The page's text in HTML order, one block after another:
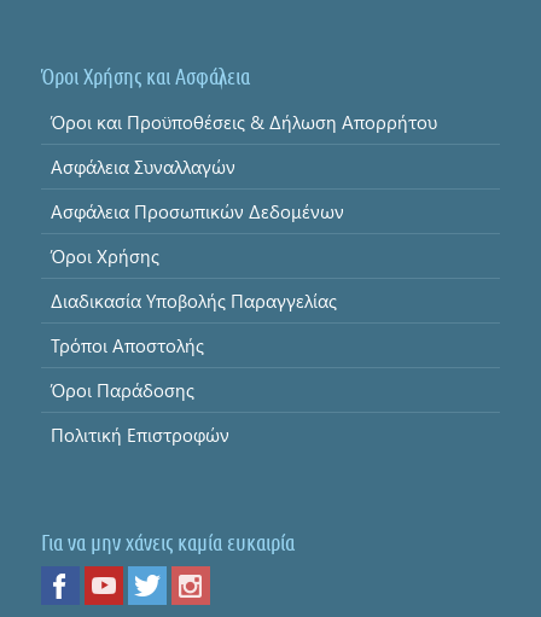
Όροι Χρήσης και Ασφάλεια
Όροι και Προϋποθέσεις & Δήλωση Απορρήτου
Ασφάλεια Συναλλαγών
Ασφάλεια Προσωπικών Δεδομένων
Όροι Χρήσης
Διαδικασία Υποβολής Παραγγελίας
Τρόποι Αποστολής
Όροι Παράδοσης
Πολιτική Επιστροφών
Για να μην χάνεις καμία ευκαιρία